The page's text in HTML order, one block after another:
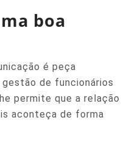
boa
é peça
de funcionários
permite que a relação
aconteça de forma